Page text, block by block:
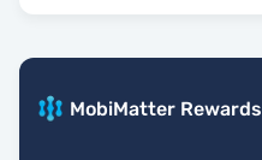
MobiMatter Rewards